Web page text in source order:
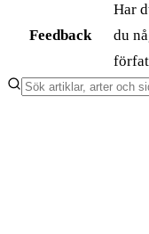
Feedback
Har
du